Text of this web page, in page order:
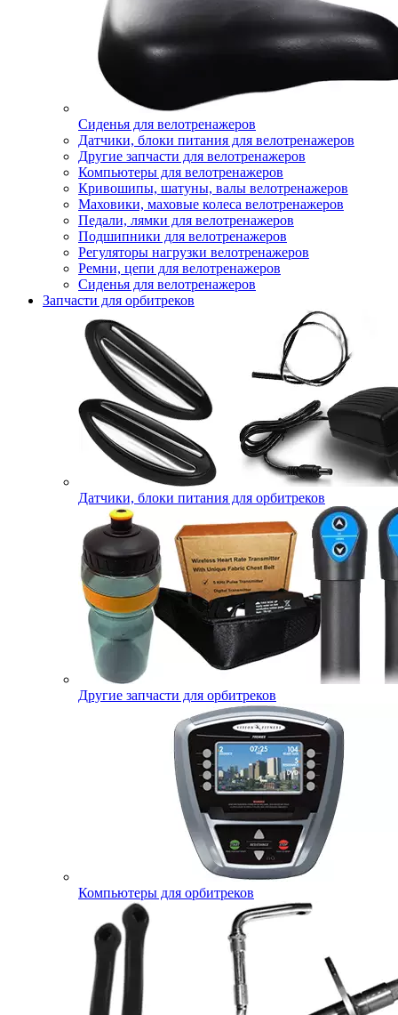
Сиденья для велотренажеров
Датчики, блоки питания для велотренажеров
Другие запчасти для велотренажеров
Компьютеры для велотренажеров
Кривошипы, шатуны, валы велотренажеров
Маховики, маховые колеса велотренажеров
Педали, лямки для велотренажеров
Подшипники для велотренажеров
Регуляторы нагрузки велотренажеров
Ремни, цепи для велотренажеров
Сиденья для велотренажеров
Запчасти для орбитреков
Датчики, блоки питания для орбитреков
Другие запчасти для орбитреков
Компьютеры для орбитреков